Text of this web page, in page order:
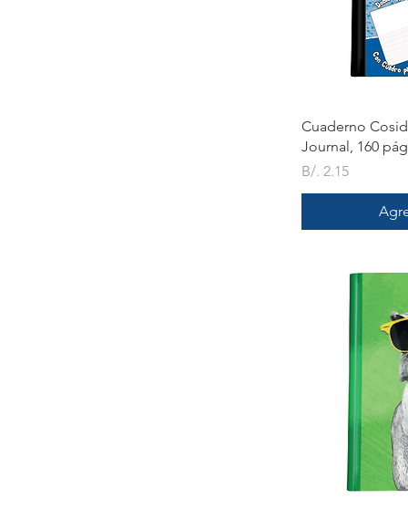
Cuaderno
Journal, 160
Precio
B/. 2.15